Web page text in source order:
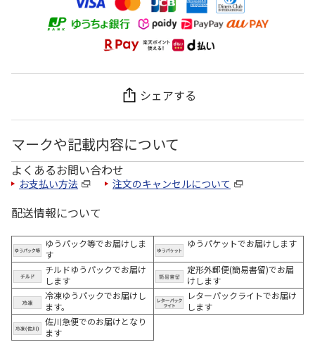
シェアする
マークや記載内容について
よくあるお問い合わせ
お支払い方法 注文のキャンセルについて
配送情報について
ゆうパック等でお届けしま
す
ゆうパケットでお届けします
チルドゆうパックでお届け
します
定形外郵便(簡易書留)でお届
けします
冷凍ゆうパックでお届けし
ます。
レターパックライトでお届け
します
佐川急便でのお届けとなり
ます